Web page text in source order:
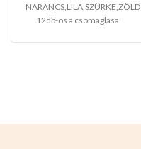
NARANCS,LILA,SZÜRKE,ZÖLD
12db-os a csomaglása.